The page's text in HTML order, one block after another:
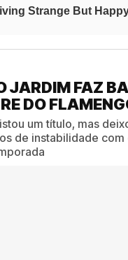
JARDIM FAZ
DO
um título, mas
de instabilidade com